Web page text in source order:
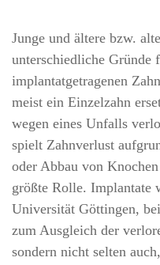
Junge und ältere bzw.
unterschiedliche Gründe
implantatgetragenen
meist ein Einzelzahn
wegen eines Unfalls
spielt Zahnverlust
oder Abbau von
größte Rolle. Implantate
Universität Göttingen,
zum Ausgleich der
sondern nicht selten